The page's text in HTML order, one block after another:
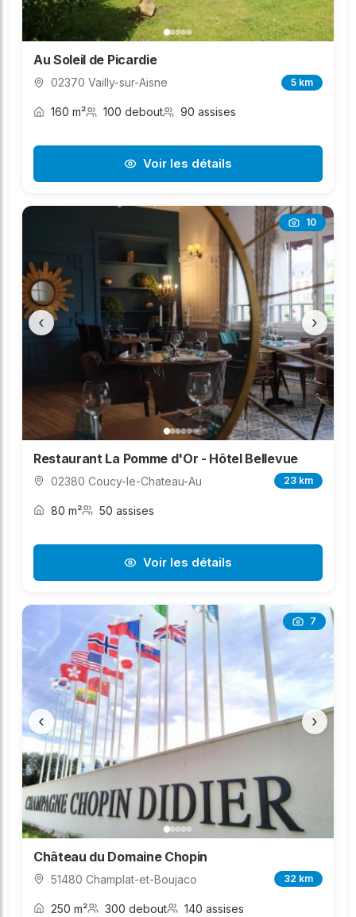
Au Soleil de Picardie
02370 Vailly-sur-Aisne 5 km
160 m² 100 debout 90 assises
Voir les détails
10
‹ ›
Restaurant La Pomme d'Or - Hôtel Bellevue
02380 Coucy-le-Chateau-Au 23 km
80 m² 50 assises
Voir les détails
7
‹ ›
Château du Domaine Chopin
51480 Champlat-et-Boujaco 32 km
250 m² 300 debout 140 assises